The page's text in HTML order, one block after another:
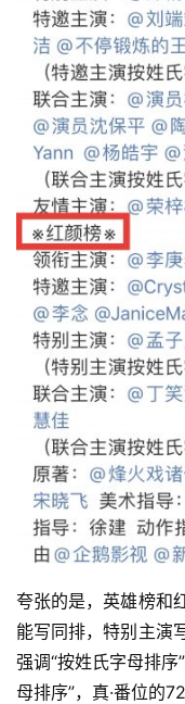
夸张的是，英雄榜和
能写同排，特别主演
强调“按姓氏字母排
母排序”，真·番位的